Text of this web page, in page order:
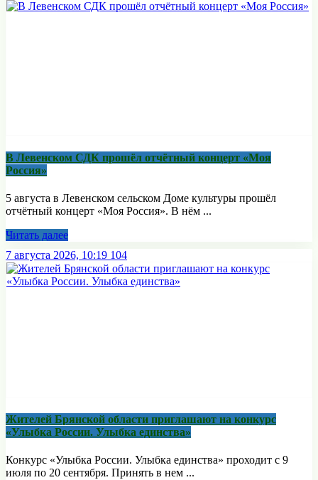
В Левенском СДК прошёл отчётный концерт «Моя
Россия»
5 августа в Левенском сельском Доме культуры прошёл
отчётный концерт «Моя Россия». В нём ...
Читать далее
7 августа 2026, 10:19 104
Жителей Брянской области приглашают на конкурс
«Улыбка России. Улыбка единства»
Конкурс «Улыбка России. Улыбка единства» проходит с 9
июля по 20 сентября. Принять в нем ...